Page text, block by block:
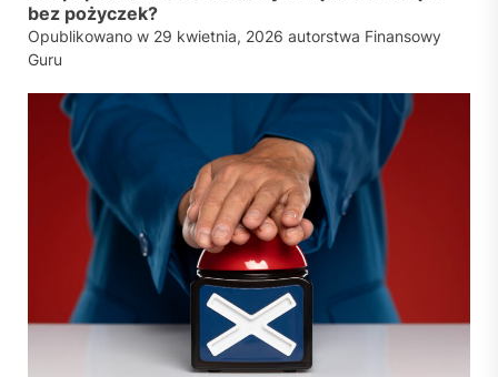
bez pożyczek?
Opublikowano w 29 kwietnia, 2026 autorstwa Finansowy
Guru